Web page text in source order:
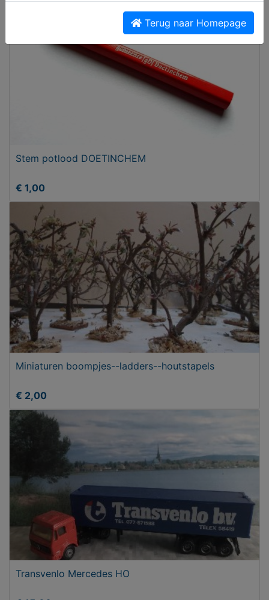
Stem potlood DOETINCHEM
€ 1,00
Miniaturen boompjes--ladders--houtstapels
€ 2,00
Transvenlo Mercedes HO
Terug naar Homepage